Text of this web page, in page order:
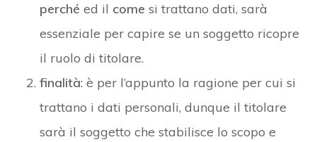
perché ed il come si trattano dati, sarà
essenziale per capire se un soggetto ricopre
il ruolo di titolare.
finalità: è per l’appunto la ragione per cui si
trattano i dati personali, dunque il titolare
sarà il soggetto che stabilisce lo scopo e